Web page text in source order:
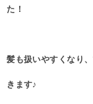
た！
髪も扱いやすくなり
きます♪